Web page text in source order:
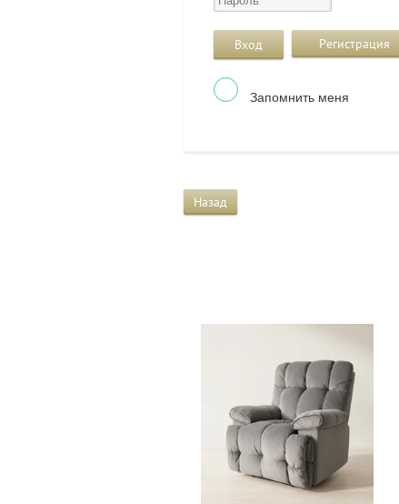
Вход Регистрация
Запомнить меня
Назад